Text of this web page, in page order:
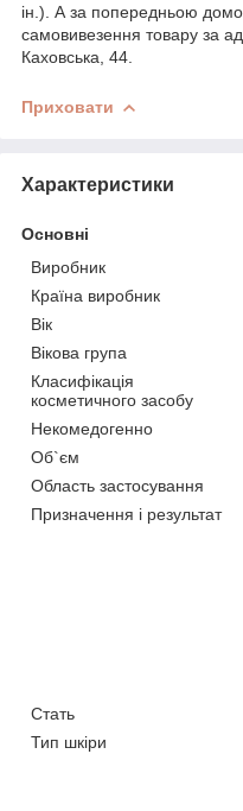
ін.). А за попередньою
самовивезення товару за
Каховська, 44.
Приховати
Характеристики
Основні
Виробник
Країна виробник
Вік
Вікова група
Класифікація
косметичного засобу
Некомедогенно
Об`єм
Область застосування
Призначення і результат
Стать
Тип шкіри